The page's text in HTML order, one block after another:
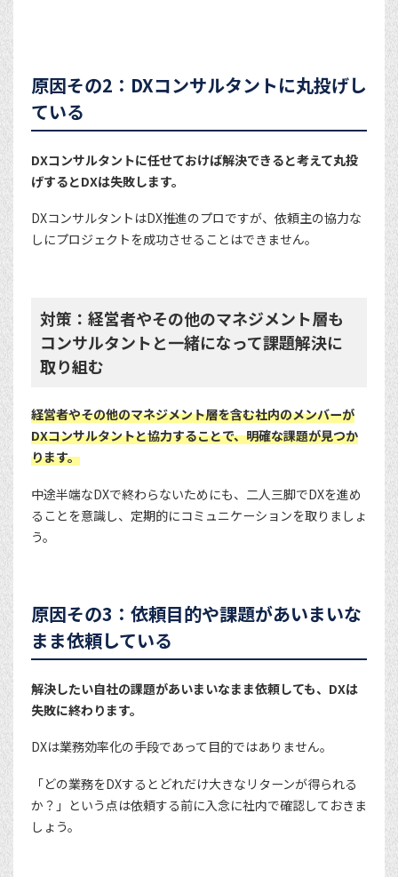
原因その2：DXコンサルタントに丸投げし
ている
DXコンサルタントに任せておけば解決できると考えて丸投
げするとDXは失敗します。
DXコンサルタントはDX推進のプロですが、依頼主の協力な
しにプロジェクトを成功させることはできません。
対策：経営者やその他のマネジメント層も
コンサルタントと一緒になって課題解決に
取り組む
経営者やその他のマネジメント層を含む社内のメンバーが
DXコンサルタントと協力することで、明確な課題が見つか
ります。
中途半端なDXで終わらないためにも、二人三脚でDXを進め
ることを意識し、定期的にコミュニケーションを取りましょ
う。
原因その3：依頼目的や課題があいまいな
まま依頼している
解決したい自社の課題があいまいなまま依頼しても、DXは
失敗に終わります。
DXは業務効率化の手段であって目的ではありません。
「どの業務をDXするとどれだけ大きなリターンが得られる
か？」という点は依頼する前に入念に社内で確認しておきま
しょう。